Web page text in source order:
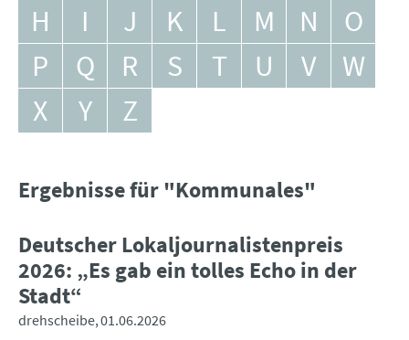
H
I J K L M N
O
P
Q R S T U V
W
X
Y Z
Ergebnisse für "Kommunales"
Deutscher Lokaljournalistenpreis
2026: „Es gab ein tolles Echo in der
Stadt“
drehscheibe 01.06.2026